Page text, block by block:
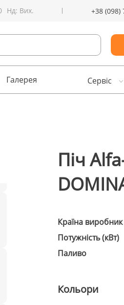
Нд: Вих. +38 (098)
Галерея Сервіс
Піч
Країна виробник
Потужність (кВт)
Паливо
Кольори